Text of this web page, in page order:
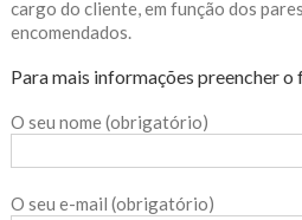
cargo do cliente, em função dos pares
encomendados.
Para mais informações preencher o
O seu nome (obrigatório)
O seu e-mail (obrigatório)